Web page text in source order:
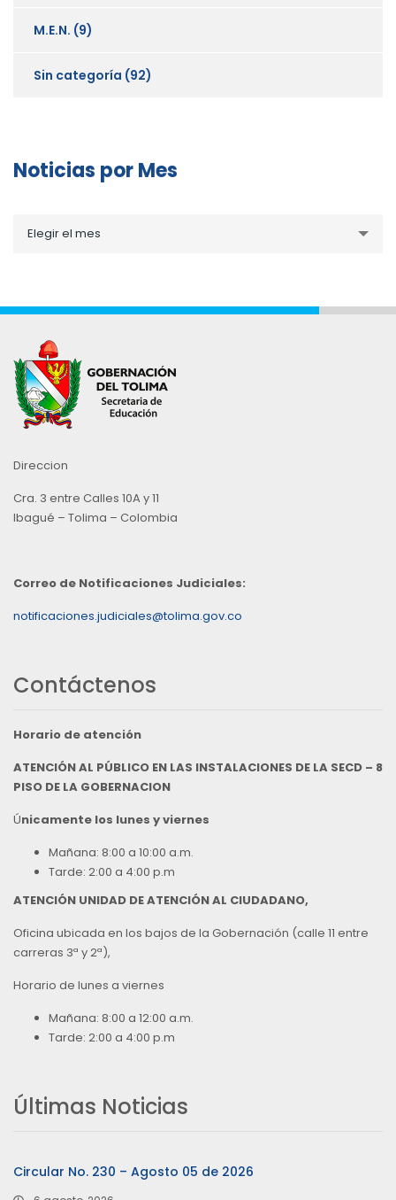
M.E.N. (9)
Sin categoría (92)
Noticias por Mes
porElegir el mes
Direccion
Cra. 3 entre Calles 10A y 11
Ibagué – Tolima – Colombia
Correo de Notificaciones Judiciales:
notificaciones.judiciales@tolima.gov.co
Contáctenos
Horario de atención
ATENCIÓN AL PÚBLICO EN LAS INSTALACIONES DE LA SECD – 8
PISO DE LA GOBERNACION
Únicamente los lunes y viernes
Mañana: 8:00 a 10:00 a.m.
Tarde: 2:00 a 4:00 p.m
ATENCIÓN UNIDAD DE ATENCIÓN AL CIUDADANO,
Oficina ubicada en los bajos de la Gobernación (calle 11 entre
carreras 3ª y 2ª),
Horario de lunes a viernes
Mañana: 8:00 a 12:00 a.m.
Tarde: 2:00 a 4:00 p.m
Últimas Noticias
Circular No. 230 – Agosto 05 de 2026